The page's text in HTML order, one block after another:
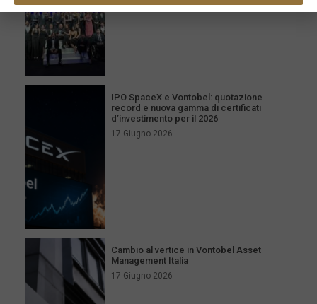
IPO SpaceX e Vontobel: quotazione
record e nuova gamma di certificati
d’investimento per il 2026
17 Giugno 2026
Cambio al vertice in Vontobel Asset
Management Italia
17 Giugno 2026